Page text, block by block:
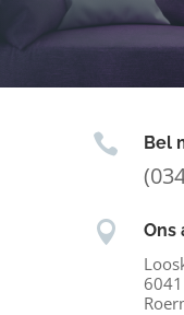
 Bel
 Ons